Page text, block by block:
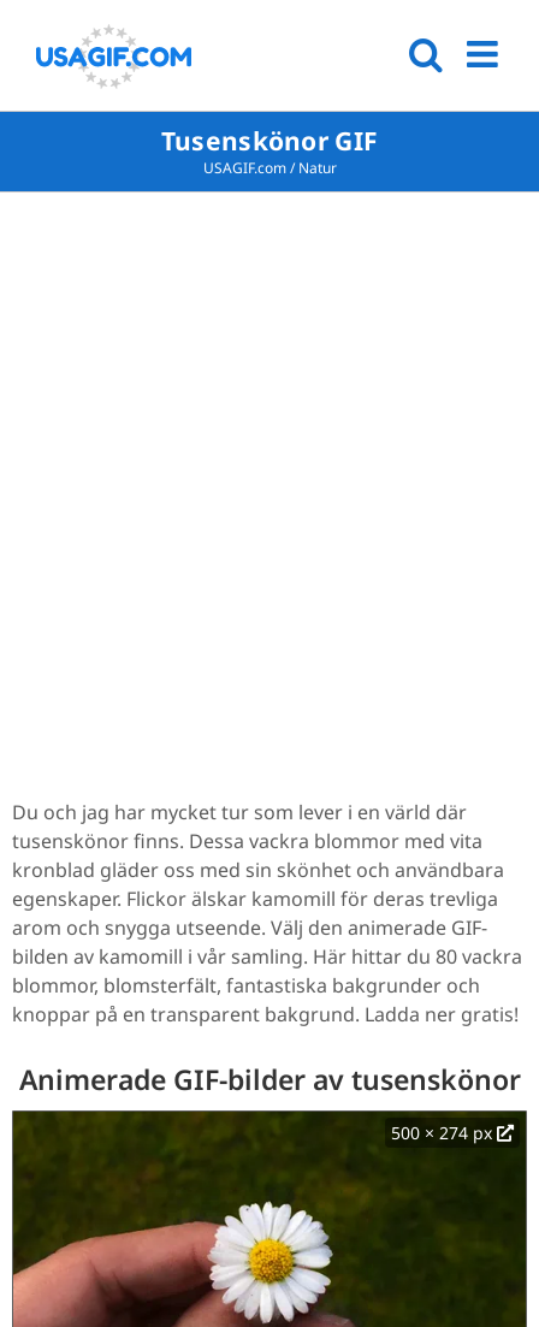
Tusenskönor GIF
USAGIF.com/Natur
Du och jag har mycket tur som lever i en värld där
tusenskönor finns. Dessa vackra blommor med vita
kronblad gläder oss med sin skönhet och användbara
egenskaper. Flickor älskar kamomill för deras trevliga
arom och snygga utseende. Välj den animerade GIF-
bilden av kamomill i vår samling. Här hittar du 80 vackra
blommor, blomsterfält, fantastiska bakgrunder och
knoppar på en transparent bakgrund. Ladda ner gratis!
Animerade GIF-bilder av tusenskönor
500 × 274 px